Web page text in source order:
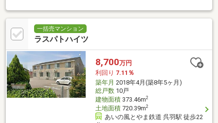
一括売マンション
ラスパトハイツ
8,700万円
利回り 7.11％
築年月 2018年4月(築8年5ヶ月)
総戸数10戸
建物面積373.46m2
土地面積720.39m2
あいの風とやま鉄道 呉羽駅 徒歩22